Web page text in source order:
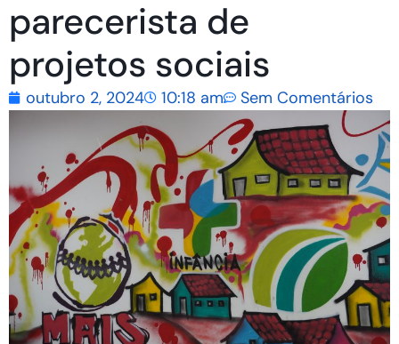
parecerista de
projetos sociais
outubro 2, 2024 10:18 am Sem Comentários